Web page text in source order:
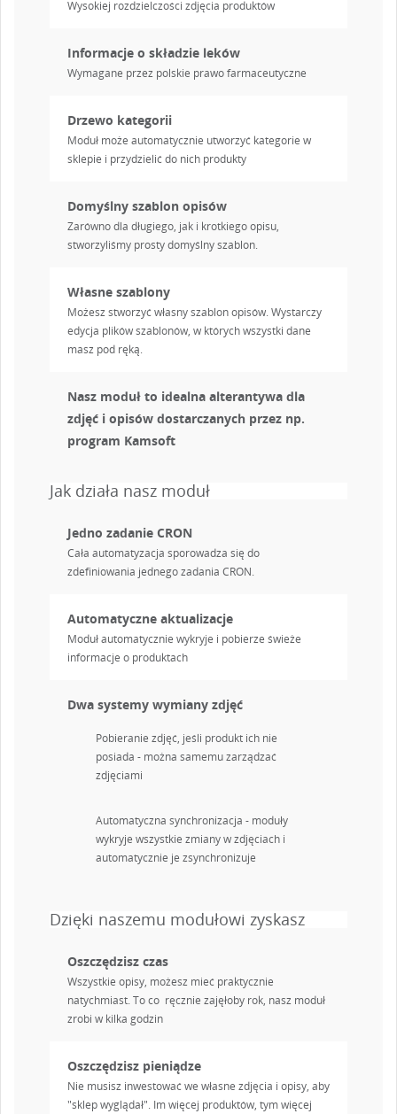
Wysokiej rozdzielczości zdjęcia produktów
Informacje o składzie leków
Wymagane przez polskie prawo farmaceutyczne
Drzewo kategorii
Moduł może automatycznie utworzyć kategorie w
sklepie i przydzielić do nich produkty
Domyślny szablon opisów
Zarówno dla długiego, jak i krotkiego opisu,
stworzyliśmy prosty domyślny szablon.
Własne szablony
Możesz stworzyć własny szablon opisów. Wystarczy
edycja plików szablonów, w których wszystki dane
masz pod ręką.
Nasz moduł to idealna alterantywa dla
zdjęć i opisów dostarczanych przez np.
program Kamsoft
Jak działa nasz moduł
Jedno zadanie CRON
Cała automatyzacja sporowadza się do
zdefiniowania jednego zadania CRON.
Automatyczne aktualizacje
Moduł automatycznie wykryje i pobierze świeże
informacje o produktach
Dwa systemy wymiany zdjęć
Pobieranie zdjęć, jeśli produkt ich nie
posiada - można samemu zarządzać
zdjęciami
Automatyczna synchronizacja - moduły
wykryje wszystkie zmiany w zdjęciach i
automatycznie je zsynchronizuje
Dzięki naszemu modułowi zyskasz
Oszczędzisz czas
Wszystkie opisy, możesz mieć praktycznie
natychmiast. To co ręcznie zajęłoby rok, nasz moduł
zrobi w kilka godzin
Oszczędzisz pieniądze
Nie musisz inwestować we własne zdjęcia i opisy, aby
"sklep wyglądał". Im więcej produktów, tym więcej
DODAJ DO LISTY ŻYCZEŃ
add_circle_outline
NAZWA LISTY ŻYCZEŃ
Anuluj Utwórz listę życzeń
ZALOGUJ SIĘ
Musisz być zalogowany by zapisać produkty na swojej
Anuluj